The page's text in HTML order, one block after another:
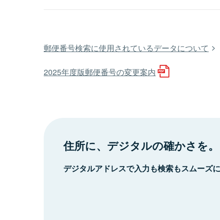
郵便番号検索に使用されているデータについて
2025年度版郵便番号の変更案内
住所に、デジタルの確かさを。
デジタルアドレスで入力も検索もスムーズ